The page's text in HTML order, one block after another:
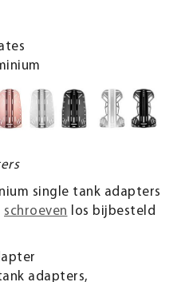
single tank adapters
schroeven los bijbesteld
adapters,